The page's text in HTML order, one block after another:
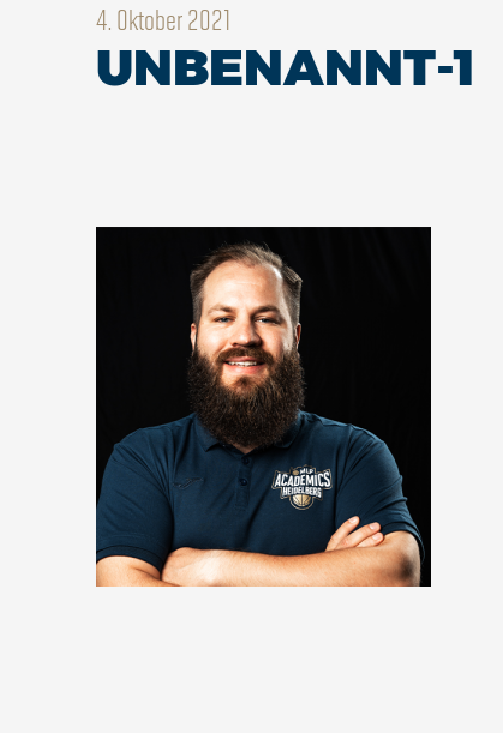
4. Oktober 2021
UNBENANNT-1